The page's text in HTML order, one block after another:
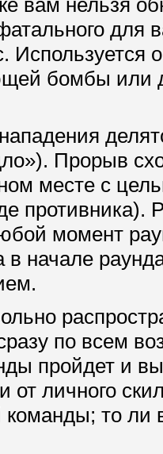
для
Используется
бомбы или
Прорыв
месте с
противника).
момент
в начале
по всем
пройдет и
от личного
команды; то ли